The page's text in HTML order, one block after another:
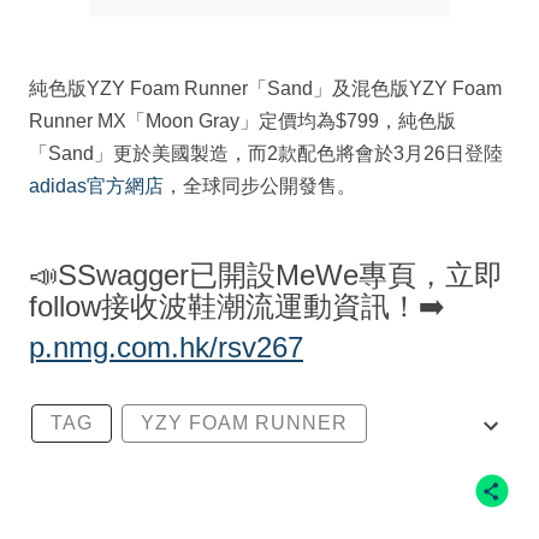
純色版YZY Foam Runner「Sand」及混色版YZY Foam
Runner MX「Moon Gray」定價均為$799，純色版
「Sand」更於美國製造，而2款配色將會於3月26日登陸
adidas官方網店 ，全球同步公開發售。
📣SSwagger已開設MeWe專頁，立即
follow接收波鞋潮流運動資訊！➡️
p.nmg.com.hk/rsv267
TAG YZY FOAM RUNNER